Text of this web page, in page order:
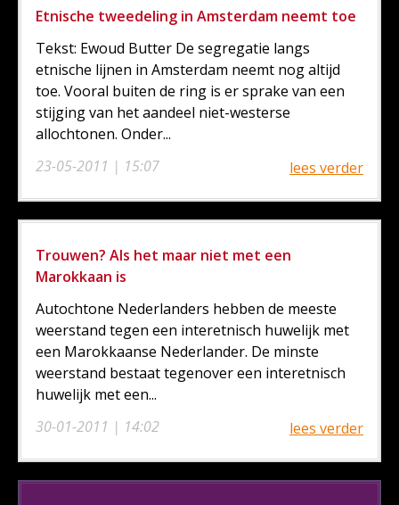
Etnische tweedeling in Amsterdam neemt toe
23-05-2011 | 15:07
Tekst: Ewoud Butter De segregatie langs
etnische lijnen in Amsterdam neemt nog altijd
toe. Vooral buiten de ring is er sprake van een
stijging van het aandeel niet-westerse
allochtonen. Onder...
lees verder
Trouwen? Als het maar niet met een
Marokkaan is
30-01-2011 | 14:02
Autochtone Nederlanders hebben de meeste
weerstand tegen een interetnisch huwelijk met
een Marokkaanse Nederlander. De minste
weerstand bestaat tegenover een interetnisch
huwelijk met een...
lees verder